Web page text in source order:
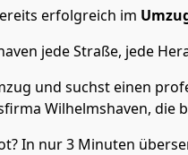
erfolgreich im
jede Straße, jede
und suchst einen
Wilhelmshaven, die
In nur 3 Minuten